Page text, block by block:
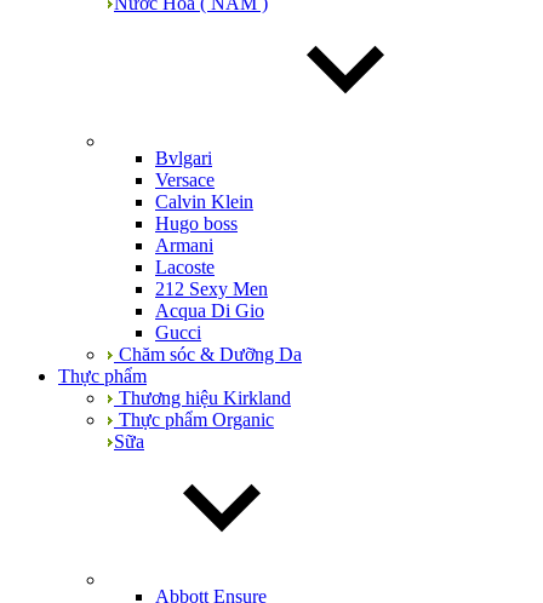
Bvlgari
Versace
Calvin Klein
Hugo boss
Armani
Lacoste
212 Sexy Men
Acqua Di Gio
Gucci
Chăm sóc & Dưỡng Da
Thực phẩm
Thương hiệu Kirkland
Thực phẩm Organic
Sữa
Abbott Ensure